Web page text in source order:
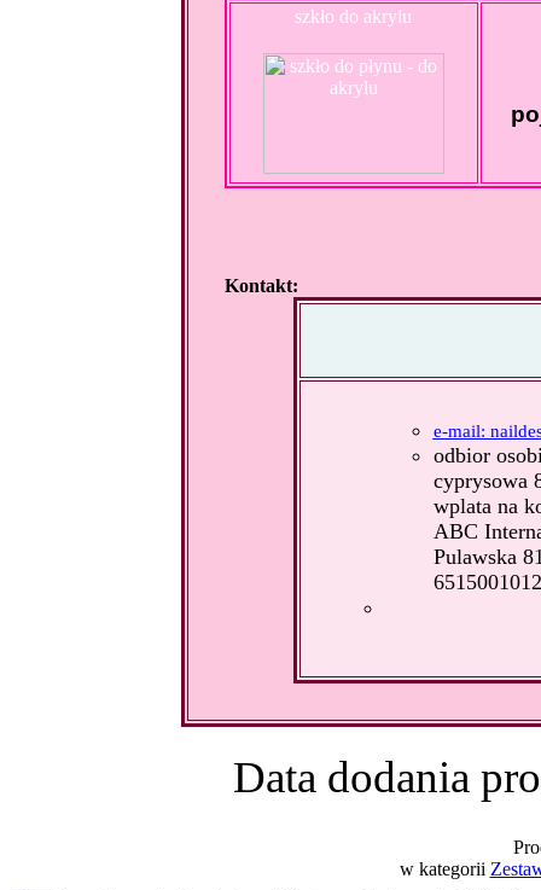
szkło do akrylu
Kontakt:
e-mail:
odbior
cyprysowa
wplata na
ABC
Pulawska
Data dodania
w kategorii